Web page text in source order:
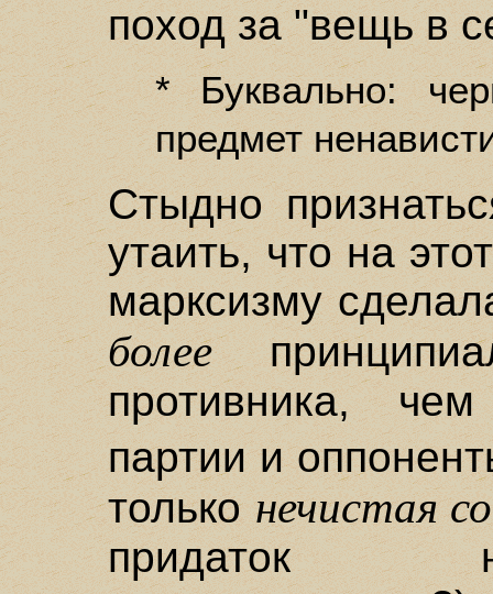
поход за "вещь в
* Буквально:
предмет
Стыдно
утаить, что на
марксизму
более
противника,
партии и
тольконечистая
придаток